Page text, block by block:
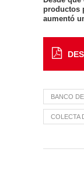
productos
aumentó
BANCO
COLECTA